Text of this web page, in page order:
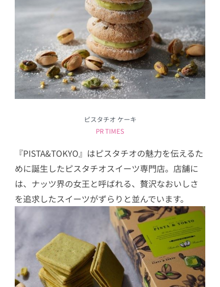
ピスタチオ ケーキ
PR TIMES
『PISTA&TOKYO』はピスタチオの魅力を伝えるた
めに誕生したピスタチオスイーツ専門店。店舗に
は、ナッツ界の女王と呼ばれる、贅沢なおいしさ
を追求したスイーツがずらりと並んでいます。